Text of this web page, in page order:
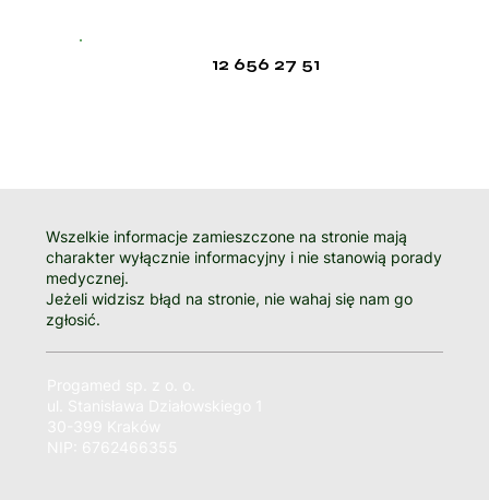
12 656 27 51
Wszelkie informacje zamieszczone na stronie mają
charakter wyłącznie informacyjny i nie stanowią porady
medycznej.
Jeżeli widzisz błąd na stronie, nie wahaj się nam go
zgłosić.